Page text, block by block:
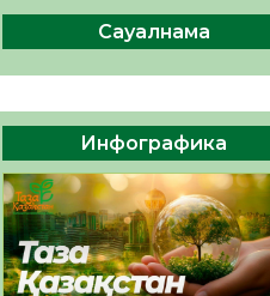
Руслан Рүстемұлы облыс
әкімінің кеңесшісі болып
тағайындалды
05.08.2026
43
Сауалнама
Инфографика